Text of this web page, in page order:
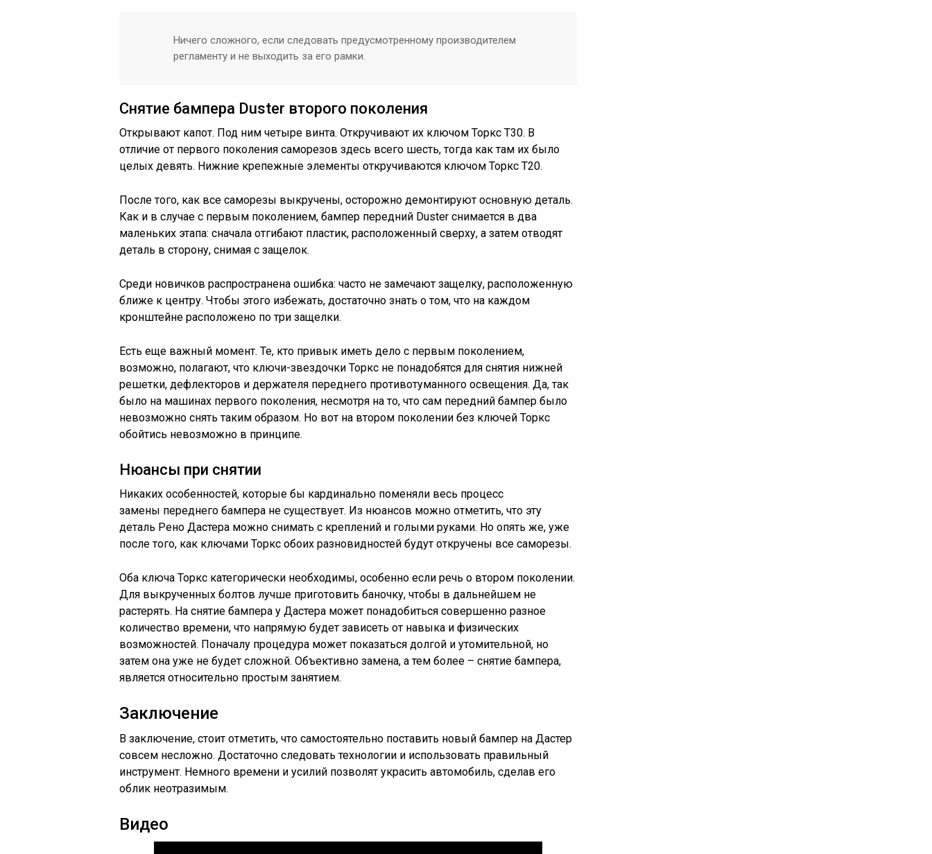
Ничего сложного, если следовать предусмотренному производителем
регламенту и не выходить за его рамки.
Снятие бампера Duster второго поколения
Открывают капот. Под ним четыре винта. Откручивают их ключом Торкс Т30. В
отличие от первого поколения саморезов здесь всего шесть, тогда как там их было
целых девять. Нижние крепежные элементы откручиваются ключом Торкс Т20.
После того, как все саморезы выкручены, осторожно демонтируют основную деталь.
Как и в случае с первым поколением, бампер передний Duster снимается в два
маленьких этапа: сначала отгибают пластик, расположенный сверху, а затем отводят
деталь в сторону, снимая с защелок.
Среди новичков распространена ошибка: часто не замечают защелку, расположенную
ближе к центру. Чтобы этого избежать, достаточно знать о том, что на каждом
кронштейне расположено по три защелки.
Есть еще важный момент. Те, кто привык иметь дело с первым поколением,
возможно, полагают, что ключи-звездочки Торкс не понадобятся для снятия нижней
решетки, дефлекторов и держателя переднего противотуманного освещения. Да, так
было на машинах первого поколения, несмотря на то, что сам передний бампер было
невозможно снять таким образом. Но вот на втором поколении без ключей Торкс
обойтись невозможно в принципе.
Нюансы при снятии
Никаких особенностей, которые бы кардинально поменяли весь процесс
замены переднего бампера не существует. Из нюансов можно отметить, что эту
деталь Рено Дастера можно снимать с креплений и голыми руками. Но опять же, уже
после того, как ключами Торкс обоих разновидностей будут откручены все саморезы.
Оба ключа Торкс категорически необходимы, особенно если речь о втором поколении.
Для выкрученных болтов лучше приготовить баночку, чтобы в дальнейшем не
растерять. На снятие бампера у Дастера может понадобиться совершенно разное
количество времени, что напрямую будет зависеть от навыка и физических
возможностей. Поначалу процедура может показаться долгой и утомительной, но
затем она уже не будет сложной. Объективно замена, а тем более – снятие бампера,
является относительно простым занятием.
Заключение
В заключение, стоит отметить, что самостоятельно поставить новый бампер на Дастер
совсем несложно. Достаточно следовать технологии и использовать правильный
инструмент. Немного времени и усилий позволят украсить автомобиль, сделав его
облик неотразимым.
Видео